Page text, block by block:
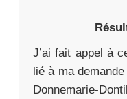
J’ai fait appel à
lié à ma
Donnemarie-